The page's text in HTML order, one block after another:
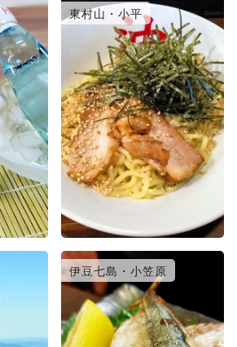
東村山・小平
伊豆七島・小笠原